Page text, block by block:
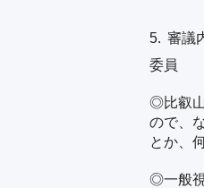
5. 審議
委員
◎比叡
ので、
とか、
◎一般視